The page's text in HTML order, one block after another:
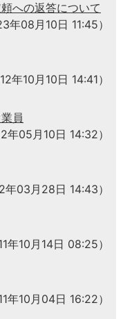
への返答について
年08月10日 11:45）
年10月10日 14:41）
員
年05月10日 14:32）
年03月28日 14:43）
年10月14日 08:25）
年10月04日 16:22）